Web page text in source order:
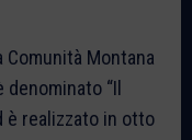
Montana
“Il
è realizzato in otto